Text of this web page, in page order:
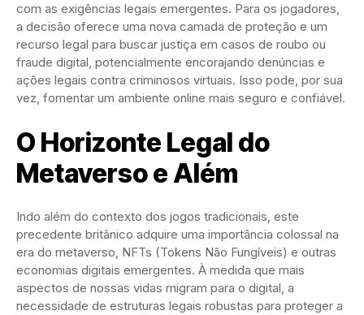
com as exigências legais emergentes. Para os jogadores,
a decisão oferece uma nova camada de proteção e um
recurso legal para buscar justiça em casos de roubo ou
fraude digital, potencialmente encorajando denúncias e
ações legais contra criminosos virtuais. Isso pode, por sua
vez, fomentar um ambiente online mais seguro e confiável.
O Horizonte Legal do
Metaverso e Além
Indo além do contexto dos jogos tradicionais, este
precedente britânico adquire uma importância colossal na
era do metaverso, NFTs (Tokens Não Fungíveis) e outras
economias digitais emergentes. À medida que mais
aspectos de nossas vidas migram para o digital, a
necessidade de estruturas legais robustas para proteger a